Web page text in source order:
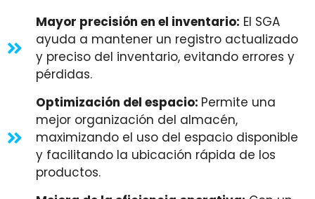
Mayor precisión en el inventario: El SGA
ayuda a mantener un registro actualizado
y preciso del inventario, evitando errores y
pérdidas.
Optimización del espacio: Permite una
mejor organización del almacén,
maximizando el uso del espacio disponible
y facilitando la ubicación rápida de los
productos.